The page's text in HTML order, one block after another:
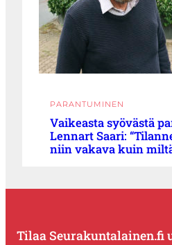
PARANTUMINEN
Vaikeasta syövästä
Lennart Saari:
niin vakava kuin
Tilaa Seurakuntalainen.fi